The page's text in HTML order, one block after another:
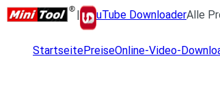
| uTube DownloaderAlle
StartseitePreiseOnline-Video-